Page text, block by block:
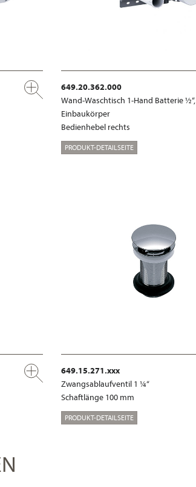
649.20.362.000
Wand-Waschtisch 1-Hand Batterie ½“,
Einbaukörper
Bedienhebel rechts
PRODUKT-DETAILSEITE
649.15.271.xxx
Zwangsablaufventil 1 ¼“
Schaftlänge 100 mm
PRODUKT-DETAILSEITE